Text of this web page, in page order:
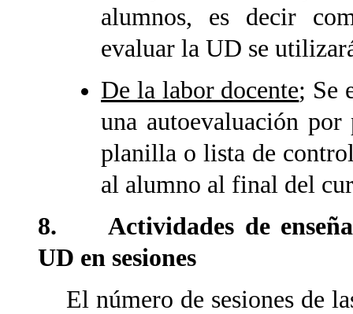
alumnos, es decir
evaluar la UD se
De la labor docente; Se
una autoevaluación
planilla o lista de
al alumno al final del
8. Actividades de
UD en sesiones
El número de sesiones de